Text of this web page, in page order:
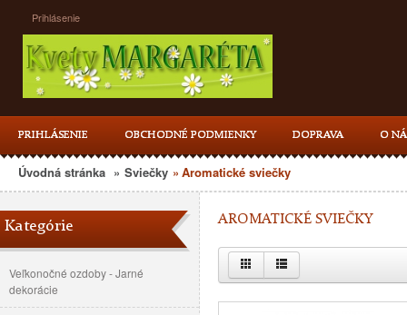
Prihlásenie
PRIHLÁSENIE OBCHODNÉ PODMIENKY DOPRAVA O
Úvodná stránka » Sviečky » Aromatické sviečky
Kategórie
Veľkonočné ozdoby - Jarné
dekorácie
AROMATICKÉ SVIEČKY